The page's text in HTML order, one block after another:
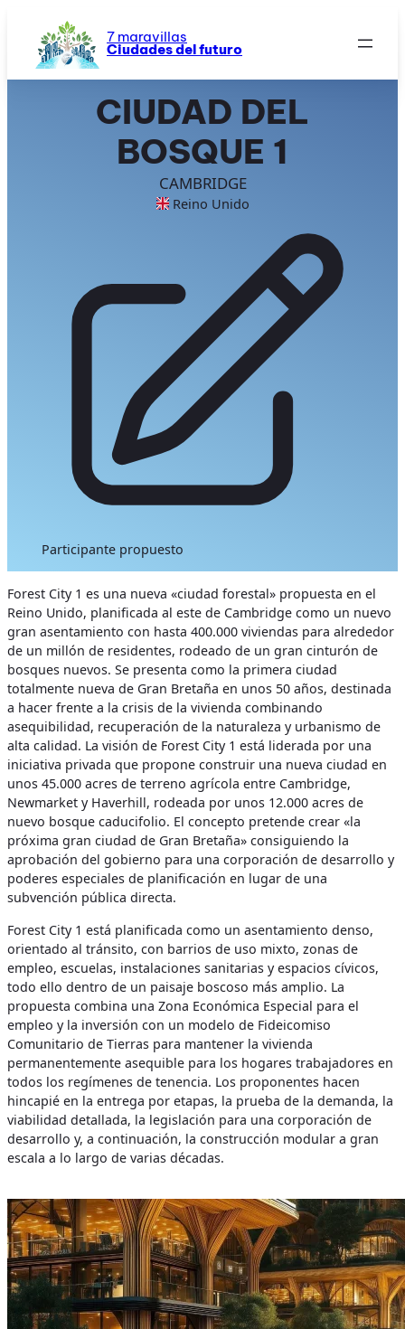
contenido
7 maravillas
Ciudades del futuro
CIUDAD DEL
BOSQUE 1
CAMBRIDGE
Reino Unido
Participante propuesto
Forest City 1 es una nueva «ciudad forestal» propuesta en el
Reino Unido, planificada al este de Cambridge como un nuevo
gran asentamiento con hasta 400.000 viviendas para alrededor
de un millón de residentes, rodeado de un gran cinturón de
bosques nuevos. Se presenta como la primera ciudad
totalmente nueva de Gran Bretaña en unos 50 años, destinada
a hacer frente a la crisis de la vivienda combinando
asequibilidad, recuperación de la naturaleza y urbanismo de
alta calidad. La visión de Forest City 1 está liderada por una
iniciativa privada que propone construir una nueva ciudad en
unos 45.000 acres de terreno agrícola entre Cambridge,
Newmarket y Haverhill, rodeada por unos 12.000 acres de
nuevo bosque caducifolio. El concepto pretende crear «la
próxima gran ciudad de Gran Bretaña» consiguiendo la
aprobación del gobierno para una corporación de desarrollo y
poderes especiales de planificación en lugar de una
subvención pública directa.
Forest City 1 está planificada como un asentamiento denso,
orientado al tránsito, con barrios de uso mixto, zonas de
empleo, escuelas, instalaciones sanitarias y espacios cívicos,
todo ello dentro de un paisaje boscoso más amplio. La
propuesta combina una Zona Económica Especial para el
empleo y la inversión con un modelo de Fideicomiso
Comunitario de Tierras para mantener la vivienda
permanentemente asequible para los hogares trabajadores en
todos los regímenes de tenencia. Los proponentes hacen
hincapié en la entrega por etapas, la prueba de la demanda, la
viabilidad detallada, la legislación para una corporación de
desarrollo y, a continuación, la construcción modular a gran
escala a lo largo de varias décadas.